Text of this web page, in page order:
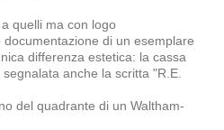
quelli ma con logo
documentazione di un esemplare
differenza estetica: la cassa
anche la scritta "R.E.
del quadrante di un Waltham-